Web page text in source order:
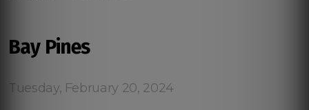
Bay Pines
Tuesday, February 20, 2024